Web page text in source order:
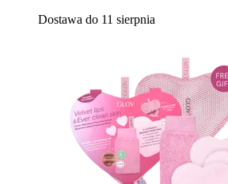
Dostawa do 11 sierpnia